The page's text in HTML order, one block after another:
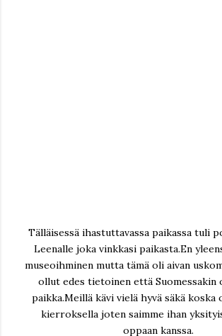
Tälläisessä ihastuttavassa paikassa tuli
Leenalle joka vinkkasi paikasta.En
museoihminen mutta tämä oli aivan
ollut edes tietoinen että Suomessakin
paikka.Meillä kävi vielä hyvä säkä koska
kierroksella joten saimme ihan
oppaan kanssa.